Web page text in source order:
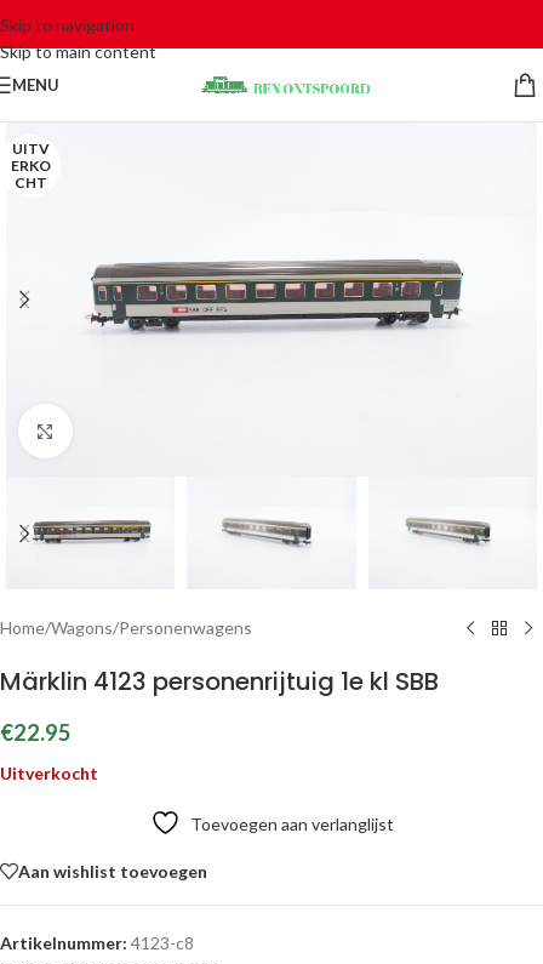
Skip to navigation
Skip to main content
MENU
UITV
ERKO
CHT
Home/Wagons/Personenwagens
Märklin 4123 personenrijtuig 1e kl SBB
€22.95
Uitverkocht
Toevoegen aan verlanglijst
Aan wishlist toevoegen
Artikelnummer: 4123-c8